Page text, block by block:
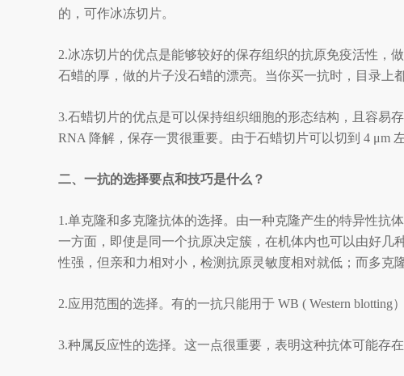
的，可作冰冻切片。
2.冰冻切片的优点是能够较好的保存组织的抗原免疫活性，
石蜡的厚，做的片子没石蜡的漂亮。当你买一抗时，目录上
3.石蜡切片的优点是可以保持组织细胞的形态结构，且容易
RNA 降解，保存一贯很重要。由于石蜡切片可以切到 4 μm
二、一抗的选择要点和技巧是什么？
1.单克隆和多克隆抗体的选择。由一种克隆产生的特异性抗
一方面，即使是同一个抗原决定簇，在机体内也可以由好
性强，但亲和力相对小，检测抗原灵敏度相对就低；而多克
2.应用范围的选择。有的一抗只能用于 WB ( Western
3.种属反应性的选择。这一点很重要，表明这种抗体可能存